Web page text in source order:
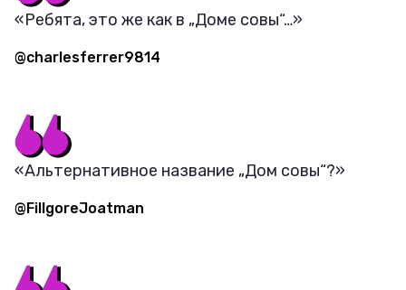
«Ребята, это же как в „Доме совы“…»
@charlesferrer9814
«Альтернативное название „Дом совы“?»
@FillgoreJoatman